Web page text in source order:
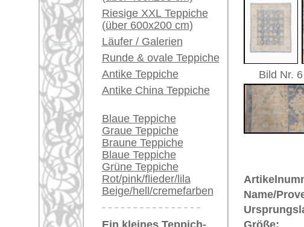
Info Center
Häufige Fragen (FAQ)
AGB
Bestellvorgang
Lieferung und Zahlung
Widerrufsrecht
Datenschutz
Unikat.
Der Flor dieses
Preis (inkl. MwSt.): € 5.500
Voraussichtliche Lieferzeit:
4 - 8 Werktage
in
Mehr über die Provenienz Uschak, antik |
Uschak (auch: "Ouschak") befindet sich in
berühmte Teppich-Tradition. Uschak
Bereits aus dem 16. Jahrhundert sind gut
vorhanden. Im 17. Jahrhundert sind
auch in christliche Kirchen und in
Adelsleute wie Fürst Esterhazy und Baron
ihr Wappen einknüpfen. Große Künstler
lieferten damit einen wichtigen Beitrag zur
Uschak-Muster wurden nach den Malern
Arabesken- und Flecht-Muster in gelb auf
Provenienz von einzigartiger Historie und